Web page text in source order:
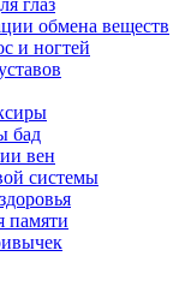
глаз
обмена веществ
и ногтей
бад
вен
системы
памяти